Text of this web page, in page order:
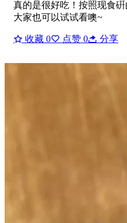
真的是很好吃！按照现食
大家也可以试试看噢~
收藏 0 点赞 0 分享